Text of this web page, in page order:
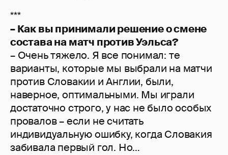
***
– Как вы принимали решение о смене
состава на матч против Уэльса?
– Очень тяжело. Я все понимал: те
варианты, которые мы выбрали на матчи
против Словакии и Англии, были,
наверное, оптимальными. Мы играли
достаточно строго, у нас не было особых
провалов – если не считать
индивидуальную ошибку, когда Словакия
забивала первый гол. Но…